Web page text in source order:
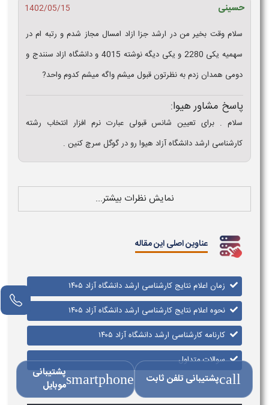
حسینی
1402/05/15
سلام وقت بخیر من در ارشد جزا ازاد امسال مجاز شدم و رتبه ام در
سهمیه یکی 2280 و یکی دیگه نوشته 4015 و دانشگاه ازاد سنندج و
دومی همدان زدم به نظرتون قبول میشم واگه میشم کدوم واحد?
پاسخ مشاور هیوا:
سلام . برای تعیین شانس قبولی عبارت نرم افزار انتخاب رشته
کارشناسی ارشد دانشگاه آزاد هیوا رو در گوگل سرچ کنین .
نمایش نظرات بیشتر...
عناوین اصلی این مقاله
زمان اعلام نتایج کارشناسی ارشد دانشگاه آزاد ۱۴۰۵
نحوه اعلام نتایج کارشناسی ارشد دانشگاه آزاد ۱۴۰۵
کارنامه کارشناسی ارشد دانشگاه آزاد ۱۴۰۵
سوالات متداول
callپشتیبانی تلفن ثابت smartphoneپشتیبانی
موبایل